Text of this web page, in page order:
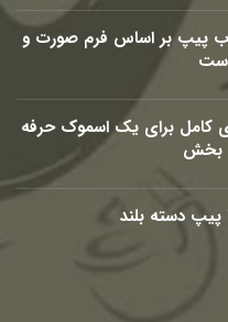
پیپ بر اساس فرم صورت و
کامل برای یک اسموک حرفه
بخش
دسته بلند